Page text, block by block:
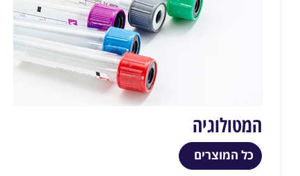
המטולוגיה
כל המוצרים